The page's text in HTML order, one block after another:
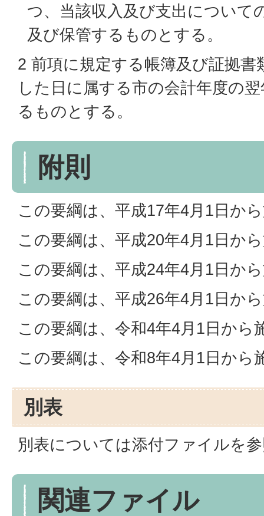
つ、当該収入及び支出について
及び保管するものとする。
2 前項に規定する帳簿及び証拠書
した日に属する市の会計年度の
るものとする。
附則
この要綱は、平成17年4月1日か
この要綱は、平成20年4月1日か
この要綱は、平成24年4月1日か
この要綱は、平成26年4月1日か
この要綱は、令和4年4月1日から
この要綱は、令和8年4月1日から
別表
別表については添付ファイルを
関連ファイル